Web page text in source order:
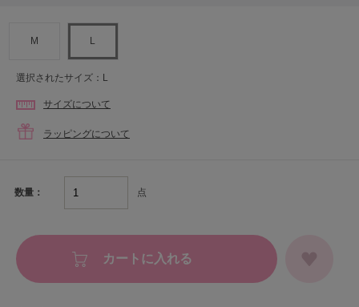
M L
選択されたサイズ：L
サイズについて
ラッピングについて
数量： 点
カートに入れる